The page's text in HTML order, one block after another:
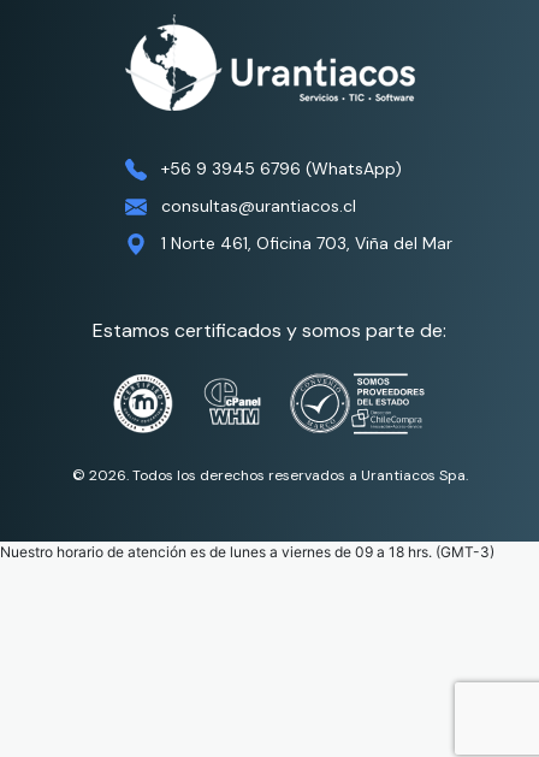
+56 9 3945 6796 (WhatsApp)
consultas@urantiacos.cl
1 Norte 461, Oficina 703, Viña del Mar
Estamos certificados y somos parte de:
© 2026. Todos los derechos reservados a Urantiacos Spa.
Nuestro horario de atención es de lunes a viernes de 09 a 18 hrs. (GMT-3)